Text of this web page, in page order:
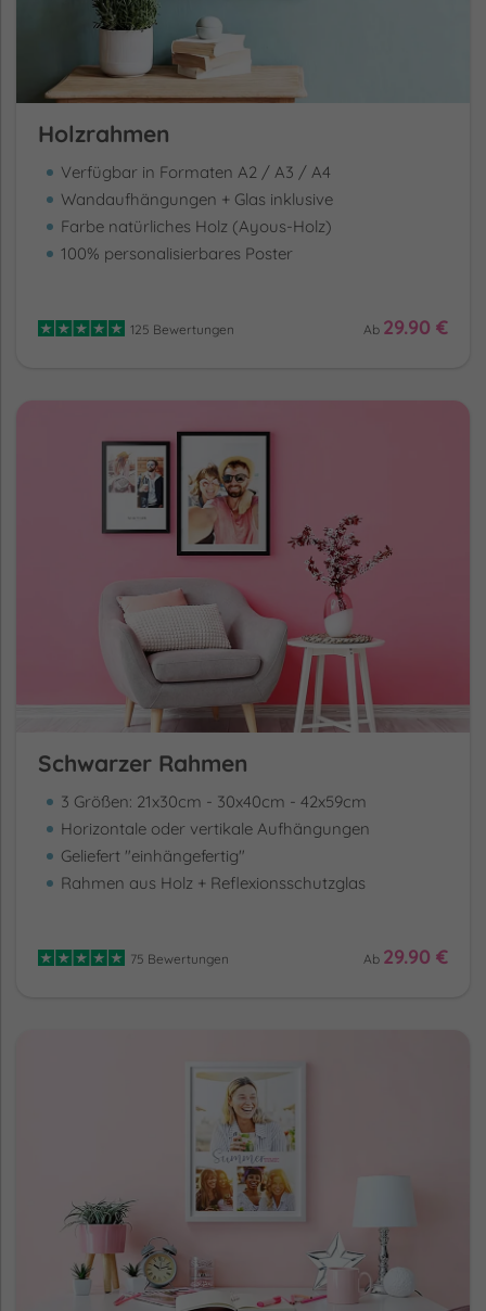
Holzrahmen
Verfügbar in Formaten A2 / A3 / A4
Wandaufhängungen + Glas inklusive
Farbe natürliches Holz (Ayous-Holz)
100% personalisierbares Poster
125 Bewertungen Ab 29.90 €
Schwarzer Rahmen
3 Größen: 21x30cm - 30x40cm - 42x59cm
Horizontale oder vertikale Aufhängungen
Geliefert "einhängefertig"
Rahmen aus Holz + Reflexionsschutzglas
75 Bewertungen Ab 29.90 €